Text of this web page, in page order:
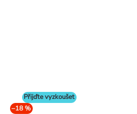
Přijďte vyzkoušet
–18 %